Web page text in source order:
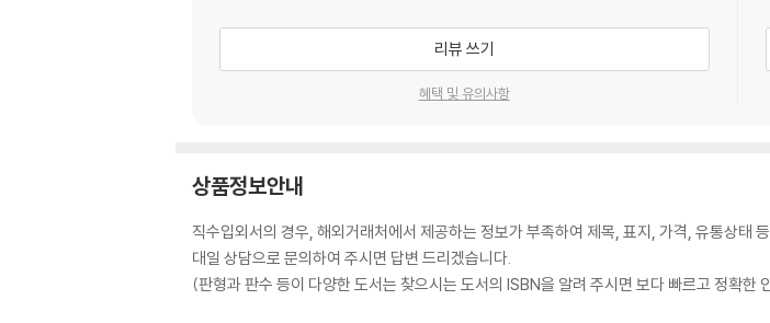
리뷰 쓰기
혜택 및 유의사항
상품정보안내
직수입외서의 경우, 해외거래처에서 제공하는 정보가 부족하여 제목, 표지, 가격, 유통상태
대일 상담으로 문의하여 주시면 답변 드리겠습니다.
(판형과 판수 등이 다양한 도서는 찾으시는 도서의 ISBN을 알려 주시면 보다 빠르고 정확한